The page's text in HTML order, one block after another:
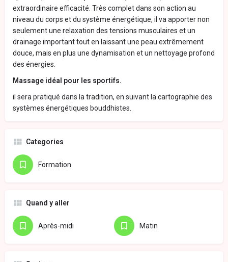
extraordinaire efficacité. Très complet dans son action au
niveau du corps et du système énergétique, il va apporter non
seulement une relaxation des tensions musculaires et un
drainage important tout en laissant une peau extrêmement
douce, mais en plus une dynamisation et un nettoyage profond
des énergies.
Massage idéal pour les sportifs.
il sera pratiqué dans la tradition, en suivant la cartographie des
systèmes énergétiques bouddhistes.
Categories
Formation
Quand y aller
Après-midi Matin